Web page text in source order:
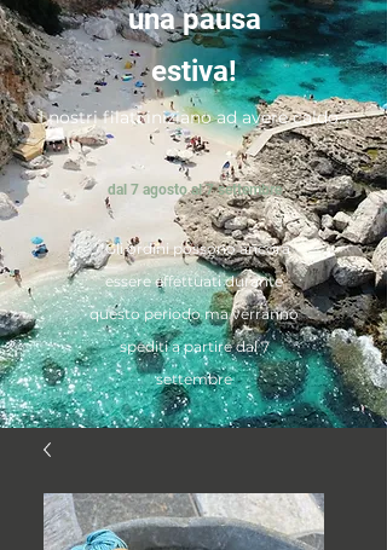
una pausa
estiva!
I nostri filati iniziano ad avere caldo...
dal 7 agosto al 7 settembre
*Gli ordini possono ancora
essere effettuati durante
questo periodo ma verranno
spediti a partire dal 7
settembre